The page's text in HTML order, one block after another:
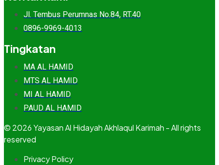
Jl. Tembus Perumnas No.84, RT.40
0896-9969-4013
Tingkatan
MA AL HAMID
MTS AL HAMID
MI AL HAMID
PAUD AL HAMID
© 2026 Yayasan Al Hidayah Akhlaqul Karimah - All rights
reserved
Privacy Policy